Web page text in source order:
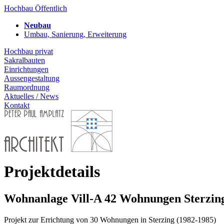
Hochbau Öffentlich
Neubau
Umbau, Sanierung, Erweiterung
Hochbau privat
Sakralbauten
Einrichtungen
Aussengestaltung
Raumordnung
Aktuelles / News
Kontakt
Projektdetails
Wohnanlage Vill-A 42 Wohnungen
Projekt zur Errichtung von 30 Wohnungen in Sterzing (1982-1985)